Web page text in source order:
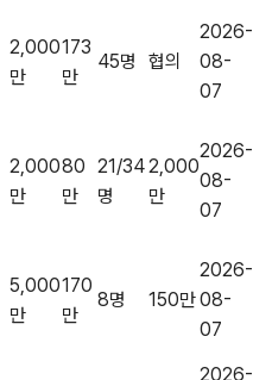
2,000
만
173
만
45명 협의
2026-
08-
07
2,000
만
80
만
21/34
명
2,000
만
2026-
08-
07
5,000
만
170
만
8명 150만
2026-
08-
07
2026-